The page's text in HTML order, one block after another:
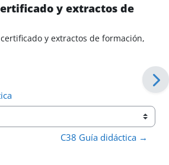
y extractos de
y extractos de formación,
C38 Guía didáctica →